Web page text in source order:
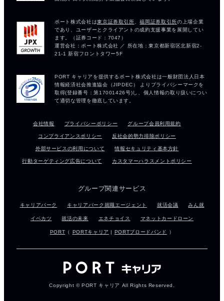
会社情報 プライバシーポリシー グループ会員利用規約
コンプライアンスポリシー 反社会的勢力排除ポリシー
外部サービスの利用について 情報セキュリティ基本方針
行動ターゲティング広告について カスタマーハラスメントポリシー